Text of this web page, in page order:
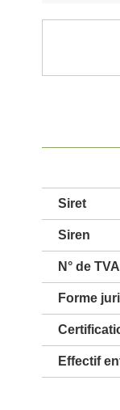
Siret
Siren
N° de
Forme
Effectif